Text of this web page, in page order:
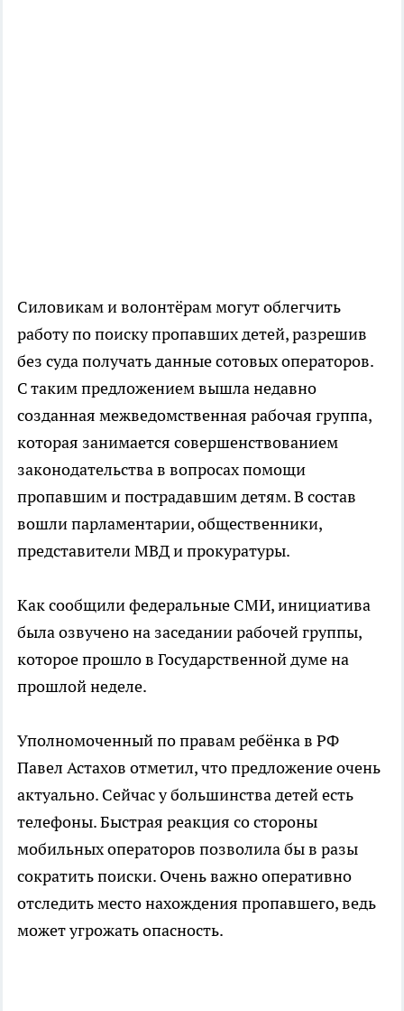
Силовикам и волонтёрам могут облегчить
работу по поиску пропавших детей, разрешив
без суда получать данные сотовых операторов.
С таким предложением вышла недавно
созданная межведомственная рабочая группа,
которая занимается совершенствованием
законодательства в вопросах помощи
пропавшим и пострадавшим детям. В состав
вошли парламентарии, общественники,
представители МВД и прокуратуры.
Как сообщили федеральные СМИ, инициатива
была озвучено на заседании рабочей группы,
которое прошло в Государственной думе на
прошлой неделе.
Уполномоченный по правам ребёнка в РФ
Павел Астахов отметил, что предложение очень
актуально. Сейчас у большинства детей есть
телефоны. Быстрая реакция со стороны
мобильных операторов позволила бы в разы
сократить поиски. Очень важно оперативно
отследить место нахождения пропавшего, ведь
может угрожать опасность.